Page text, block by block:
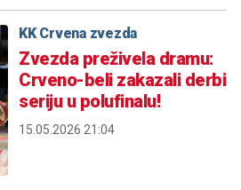
KK Crvena zvezda
Zvezda preživela dramu:
Crveno-beli zakazali derbi
seriju u polufinalu!
15.05.2026 21:04